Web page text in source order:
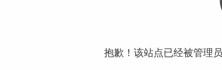
抱歉！该站点已经被管理